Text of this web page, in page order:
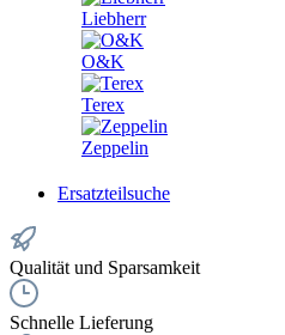
Liebherr
O&K
Terex
Zeppelin
Ersatzteilsuche
Qualität und Sparsamkeit
Schnelle Lieferung